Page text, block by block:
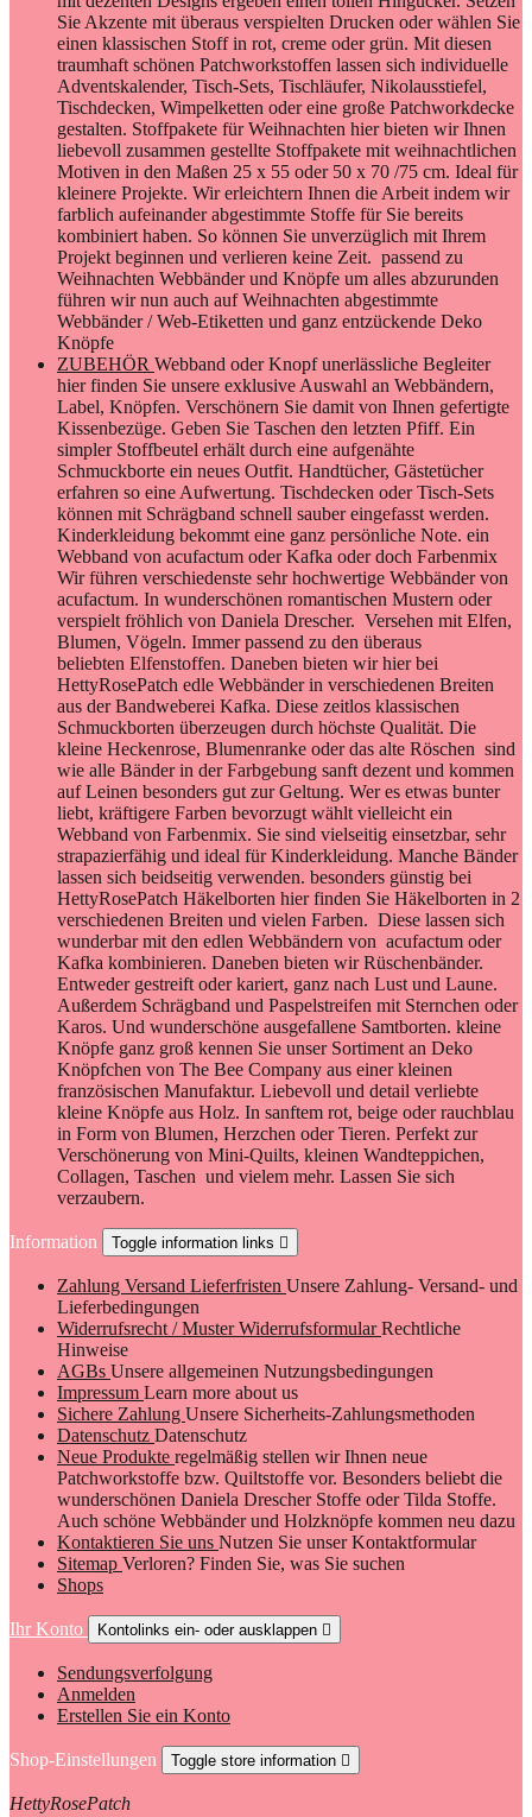
Sie Akzente mit überaus verspielten Drucken oder wählen Sie
einen klassischen Stoff in rot, creme oder grün. Mit diesen
traumhaft schönen Patchworkstoffen lassen sich individuelle
Adventskalender, Tisch-Sets, Tischläufer, Nikolausstiefel,
Tischdecken, Wimpelketten oder eine große Patchworkdecke
gestalten. Stoffpakete für Weihnachten hier bieten wir Ihnen
liebevoll zusammen gestellte Stoffpakete mit weihnachtlichen
Motiven in den Maßen 25 x 55 oder 50 x 70 /75 cm. Ideal für
kleinere Projekte. Wir erleichtern Ihnen die Arbeit indem wir
farblich aufeinander abgestimmte Stoffe für Sie bereits
kombiniert haben. So können Sie unverzüglich mit Ihrem
Projekt beginnen und verlieren keine Zeit. passend zu
Weihnachten Webbänder und Knöpfe um alles abzurunden
führen wir nun auch auf Weihnachten abgestimmte
Webbänder / Web-Etiketten und ganz entzückende Deko
Knöpfe
ZUBEHÖR Webband oder Knopf unerlässliche Begleiter
hier finden Sie unsere exklusive Auswahl an Webbändern,
Label, Knöpfen. Verschönern Sie damit von Ihnen gefertigte
Kissenbezüge. Geben Sie Taschen den letzten Pfiff. Ein
simpler Stoffbeutel erhält durch eine aufgenähte
Schmuckborte ein neues Outfit. Handtücher, Gästetücher
erfahren so eine Aufwertung. Tischdecken oder Tisch-Sets
können mit Schrägband schnell sauber eingefasst werden.
Kinderkleidung bekommt eine ganz persönliche Note. ein
Webband von acufactum oder Kafka oder doch Farbenmix
Wir führen verschiedenste sehr hochwertige Webbänder von
acufactum. In wunderschönen romantischen Mustern oder
verspielt fröhlich von Daniela Drescher. Versehen mit Elfen,
Blumen, Vögeln. Immer passend zu den überaus
beliebten Elfenstoffen. Daneben bieten wir hier bei
HettyRosePatch edle Webbänder in verschiedenen Breiten
aus der Bandweberei Kafka. Diese zeitlos klassischen
Schmuckborten überzeugen durch höchste Qualität. Die
kleine Heckenrose, Blumenranke oder das alte Röschen sind
wie alle Bänder in der Farbgebung sanft dezent und kommen
auf Leinen besonders gut zur Geltung. Wer es etwas bunter
liebt, kräftigere Farben bevorzugt wählt vielleicht ein
Webband von Farbenmix. Sie sind vielseitig einsetzbar, sehr
strapazierfähig und ideal für Kinderkleidung. Manche Bänder
lassen sich beidseitig verwenden. besonders günstig bei
HettyRosePatch Häkelborten hier finden Sie Häkelborten in 2
verschiedenen Breiten und vielen Farben. Diese lassen sich
wunderbar mit den edlen Webbändern von acufactum oder
Kafka kombinieren. Daneben bieten wir Rüschenbänder.
Entweder gestreift oder kariert, ganz nach Lust und Laune.
Außerdem Schrägband und Paspelstreifen mit Sternchen oder
Karos. Und wunderschöne ausgefallene Samtborten. kleine
Knöpfe ganz groß kennen Sie unser Sortiment an Deko
Knöpfchen von The Bee Company aus einer kleinen
französischen Manufaktur. Liebevoll und detail verliebte
kleine Knöpfe aus Holz. In sanftem rot, beige oder rauchblau
in Form von Blumen, Herzchen oder Tieren. Perfekt zur
Verschönerung von Mini-Quilts, kleinen Wandteppichen,
Collagen, Taschen und vielem mehr. Lassen Sie sich
verzaubern.
Information Toggle information links 
Zahlung Versand Lieferfristen Unsere Zahlung- Versand- und
Lieferbedingungen
Widerrufsrecht / Muster WiderrufsformularRechtliche
Hinweise
AGBs Unsere allgemeinen Nutzungsbedingungen
Impressum Learn more about us
Sichere Zahlung Unsere Sicherheits-Zahlungsmethoden
Datenschutz Datenschutz
Neue Produkte regelmäßig stellen wir Ihnen neue
Patchworkstoffe bzw. Quiltstoffe vor. Besonders beliebt die
wunderschönen Daniela Drescher Stoffe oder Tilda Stoffe.
Auch schöne Webbänder und Holzknöpfe kommen neu dazu
Kontaktieren Sie uns Nutzen Sie unser Kontaktformular
Sitemap Verloren? Finden Sie, was Sie suchen
Shops
Ihr Konto Kontolinks ein- oder ausklappen 
Sendungsverfolgung
Anmelden
Erstellen Sie ein Konto
Shop-Einstellungen Toggle store information 
HettyRosePatch